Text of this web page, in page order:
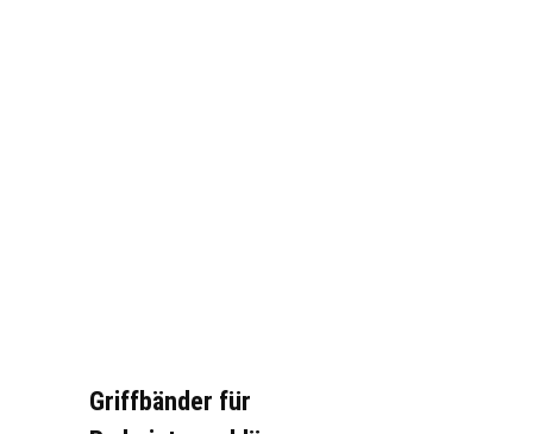
Griffbänder für